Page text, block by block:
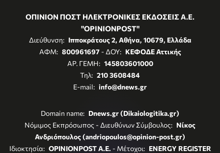
ΟΠΙΝΙΟΝ ΠΟΣΤ ΗΛΕΚΤΡΟΝΙΚΕΣ ΕΚΔΟΣΕΙΣ Α.Ε.
"OPINIONPOST"
Διεύθυνση: Ιπποκράτους 2, Αθήνα, 10679, Ελλάδα
ΑΦΜ: 800961697- ΔΟΥ: ΚΕΦΟΔΕ Αττικής
ΑΡ. ΓΕΜΗ: 145803601000
Τηλ: 210 3608484
E-mail: info@dnews.gr
Domain name: Dnews.gr (Dikaiologitika.gr)
Νόμιμος Εκπρόσωπος - Διευθύνων Σύμβουλος: Νίκος
Ανδριόπουλος (andriopoulos@opinion-post.gr)
Ιδιοκτησία: OPINIONPOST A.E. - Μέτοχοι: ENERGY REGISTER